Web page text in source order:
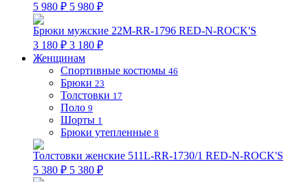
5 980 ₽ 5 980 ₽
Брюки мужские 22M-RR-1796 RED-N-ROCK'S
3 180 ₽ 3 180 ₽
Женщинам
Спортивные костюмы 46
Брюки 23
Толстовки 17
Поло 9
Шорты 1
Брюки утепленные 8
Толстовки женские 511L-RR-1730/1 RED-N-ROCK'S
5 380 ₽ 5 380 ₽